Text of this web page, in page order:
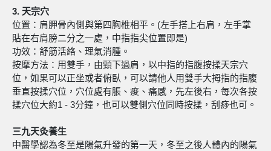
3. 天宗穴
位置：肩胛骨內側與第四胸椎相平。(左手搭上右肩，左手掌
貼在右肩膀二分之一處，中指指尖位置即是)
功效：舒筋活絡、理氣消腫。
按摩方法：用雙手，由頸下過肩，以中指的指腹按揉天宗穴
位，如果可以正坐或者俯臥，可以請他人用雙手大拇指的指腹
垂直按揉穴位，穴位處有脹、痠、痛感，先左後右，每次各按
揉穴位大約1 - 3分鐘，也可以雙側穴位同時按揉，刮痧也可。
三九天灸養生
中醫學認為冬至是陽氣升發的第一天，冬至之後人體內的陽氣